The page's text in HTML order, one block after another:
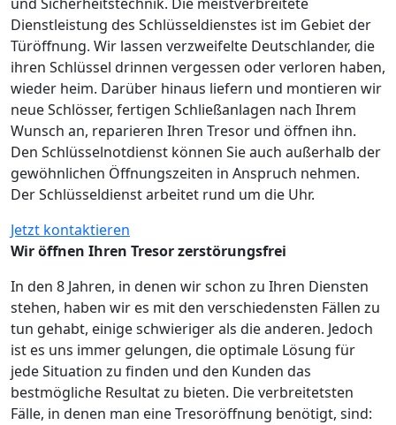
Dienstleistung des Schlüsseldienstes ist im Gebiet der
Türöffnung. Wir lassen verzweifelte Deutschlander, die
ihren Schlüssel drinnen vergessen oder verloren haben,
wieder heim. Darüber hinaus liefern und montieren wir
neue Schlösser, fertigen Schließanlagen nach Ihrem
Wunsch an, reparieren Ihren Tresor und öffnen ihn.
Den Schlüsselnotdienst können Sie auch außerhalb der
gewöhnlichen Öffnungszeiten in Anspruch nehmen.
Der Schlüsseldienst arbeitet rund um die Uhr.
Jetzt kontaktieren
Wir öffnen Ihren Tresor zerstörungsfrei
In den 8 Jahren, in denen wir schon zu Ihren Diensten
stehen, haben wir es mit den verschiedensten Fällen zu
tun gehabt, einige schwieriger als die anderen. Jedoch
ist es uns immer gelungen, die optimale Lösung für
jede Situation zu finden und den Kunden das
bestmögliche Resultat zu bieten. Die verbreitetsten
Fälle, in denen man eine Tresoröffnung benötigt, sind: